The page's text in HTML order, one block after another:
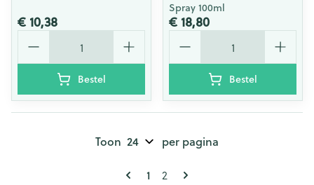
€ 10,38
Aantal
Bestel
Spray 100ml
€ 18,80
Aantal
Bestel
Pagina's
U lees momenteel pagina
1 Pagina
2
Toon per pagina